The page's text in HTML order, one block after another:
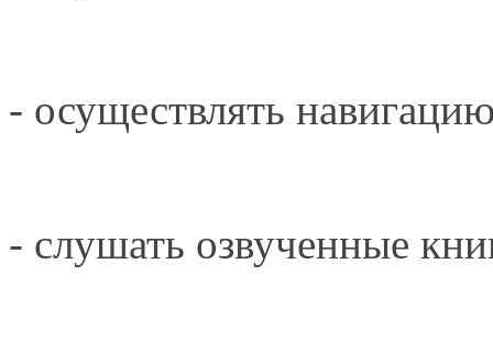
- осуществлять
- слушать озвученные